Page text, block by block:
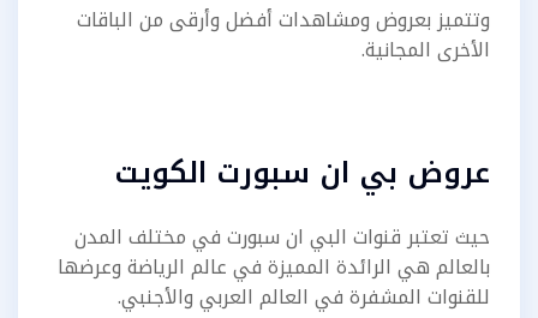
وتتميز بعروض ومشاهدات أفضل وأرقى من الباقات
الأخرى المجانية.
عروض بي ان سبورت الكويت
حيث تعتبر قنوات البي ان سبورت في مختلف المدن
بالعالم هي الرائدة المميزة في عالم الرياضة وعرضها
للقنوات المشفرة في العالم العربي والأجنبي.